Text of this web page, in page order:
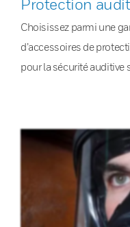
Protection
Choisissez parmi une
d’accessoires de
pour la sécurité auditive